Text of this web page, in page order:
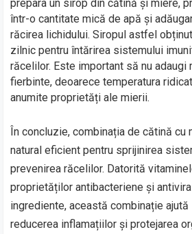
prepara un sirop din cătină și miere,
într-o cantitate mică de apă și
răcirea lichidului. Siropul astfel
zilnic pentru întărirea sistemului
răcelilor. Este important să nu adaugi
fierbinte, deoarece temperatura
anumite proprietăți ale mierii.
În concluzie, combinația de cătină cu
natural eficient pentru sprijinirea
prevenirea răcelilor. Datorită
proprietăților antibacteriene și
ingrediente, această combinație
reducerea inflamațiilor și protejarea